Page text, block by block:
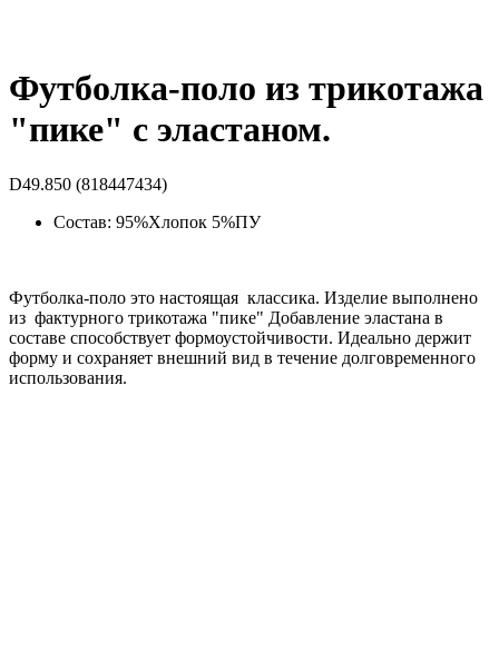
Футболка-поло из трикотажа
"пике" с эластаном.
D49.850 (818447434)
Состав: 95%Хлопок 5%ПУ
Футболка-поло это настоящая классика. Изделие выполнено
из фактурного трикотажа "пике" Добавление эластана в
составе способствует формоустойчивости. Идеально держит
форму и сохраняет внешний вид в течение долговременного
использования.